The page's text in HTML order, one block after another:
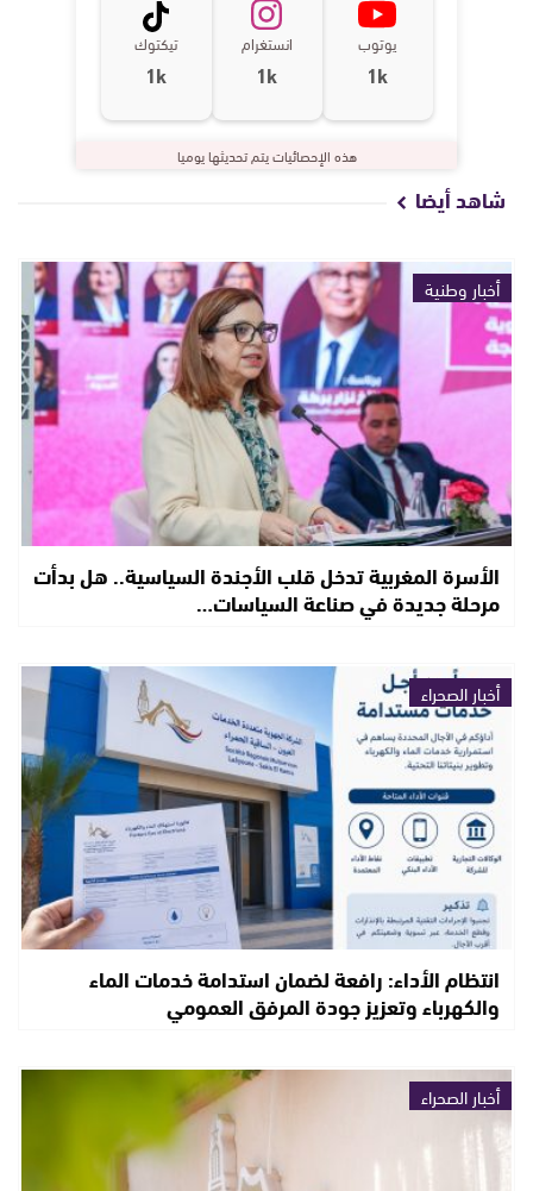
يوتوب
1k
انستغرام
1k
تيكتوك
1k
هذه الإحصائيات يتم تحديثها يوميا
شاهد أيضا
أخبار وطنية
الأسرة المغربية تدخل قلب الأجندة السياسية.. هل بدأت
مرحلة جديدة في صناعة السياسات…
أخبار الصحراء
انتظام الأداء: رافعة لضمان استدامة خدمات الماء
والكهرباء وتعزيز جودة المرفق العمومي
أخبار الصحراء